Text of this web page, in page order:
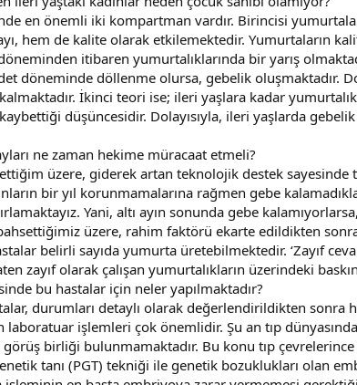
en önemli iki kompartman vardır. Birincisi
hem de kalite olarak etkilemektedir. Yumurtaların
itibaren yumurtalıklarında bir yarış
döneminde döllenme olursa, gebelik oluşmaktadır.
İkinci teori ise; ileri yaşlara kadar
düşüncesidir. Dolayısıyla, ileri yaşlarda
ne zaman hekime müracaat etmeli?
üzere, giderek artan teknolojik destek
bir yıl korunmamalarına rağmen gebe
Yani, altı ayın sonunda gebe
üzere, rahim faktörü ekarte edildikten
belirli sayıda yumurta üretebilmektedir. ‘Zayıf
zayıf olarak çalışan yumurtalıkların üzerindeki
bu hastalar için neler yapılmaktadır?
durumları detaylı olarak değerlendirildikten sonra
işlemleri çok önemlidir. Şu an tıp
birliği bulunmamaktadır. Bu konu tıp
tanı (PGT) tekniği ile genetik bozuklukları olan